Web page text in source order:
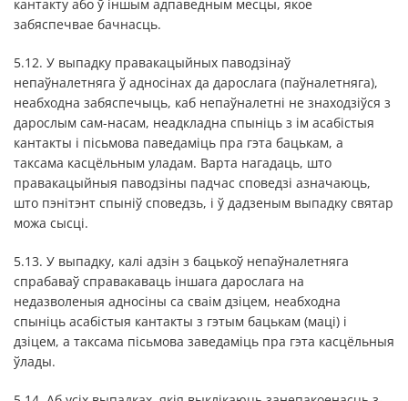
кантакту або ў іншым адпаведным месцы, якое
забяспечвае бачнасць.
5.12. У выпадку правакацыйных паводзінаў
непаўналетняга ў адносінах да дарослага (паўналетняга),
неабходна забяспечыць, каб непаўналетні не знаходзіўся з
дарослым сам-насам, неадкладна спыніць з ім асабістыя
кантакты і пісьмова паведаміць пра гэта бацькам, а
таксама касцёльным уладам. Варта нагадаць, што
правакацыйныя паводзіны падчас споведзі азначаюць,
што пэнітэнт спыніў споведзь, і ў дадзеным выпадку святар
можа сысці.
5.13. У выпадку, калі адзін з бацькоў непаўналетняга
спрабаваў справакаваць іншага дарослага на
недазволеныя адносіны са сваім дзіцем, неабходна
спыніць асабістыя кантакты з гэтым бацькам (маці) і
дзіцем, а таксама пісьмова заведаміць пра гэта касцёльныя
ўлады.